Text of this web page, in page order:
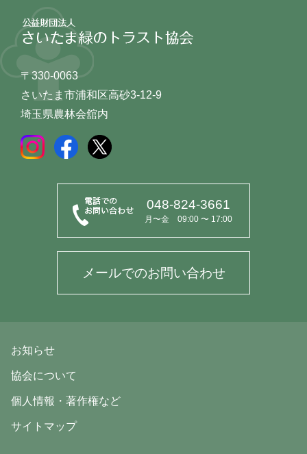
〒330-0063
さいたま市浦和区高砂3-12-9
埼玉県農林会舘内
048-824-3661
月〜金 09:00 〜 17:00
メールでのお問い合わせ
お知らせ
協会について
個人情報・著作権など
サイトマップ